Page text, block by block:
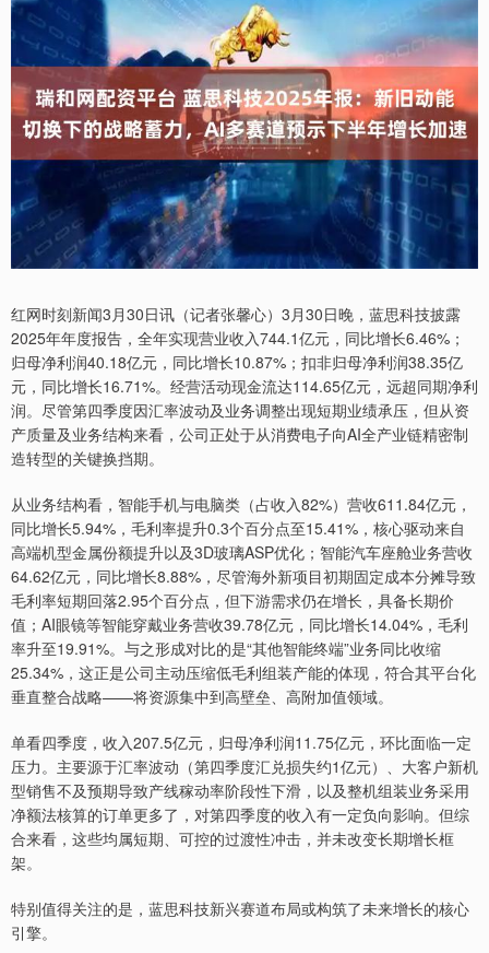
红网时刻新闻3月30日讯（记者张馨心）3月30日晚，蓝思科技披露
2025年年度报告，全年实现营业收入744.1亿元，同比增长6.46%；
归母净利润40.18亿元，同比增长10.87%；扣非归母净利润38.35亿
元，同比增长16.71%。经营活动现金流达114.65亿元，远超同期净利
润。尽管第四季度因汇率波动及业务调整出现短期业绩承压，但从资
产质量及业务结构来看，公司正处于从消费电子向AI全产业链精密制
造转型的关键换挡期。
从业务结构看，智能手机与电脑类（占收入82%）营收611.84亿元，
同比增长5.94%，毛利率提升0.3个百分点至15.41%，核心驱动来自
高端机型金属份额提升以及3D玻璃ASP优化；智能汽车座舱业务营收
64.62亿元，同比增长8.88%，尽管海外新项目初期固定成本分摊导致
毛利率短期回落2.95个百分点，但下游需求仍在增长，具备长期价
值；AI眼镜等智能穿戴业务营收39.78亿元，同比增长14.04%，毛利
率升至19.91%。与之形成对比的是“其他智能终端”业务同比收缩
25.34%，这正是公司主动压缩低毛利组装产能的体现，符合其平台化
垂直整合战略——将资源集中到高壁垒、高附加值领域。
单看四季度，收入207.5亿元，归母净利润11.75亿元，环比面临一定
压力。主要源于汇率波动（第四季度汇兑损失约1亿元）、大客户新机
型销售不及预期导致产线稼动率阶段性下滑，以及整机组装业务采用
净额法核算的订单更多了，对第四季度的收入有一定负向影响。但综
合来看，这些均属短期、可控的过渡性冲击，并未改变长期增长框
架。
特别值得关注的是，蓝思科技新兴赛道布局或构筑了未来增长的核心
引擎。